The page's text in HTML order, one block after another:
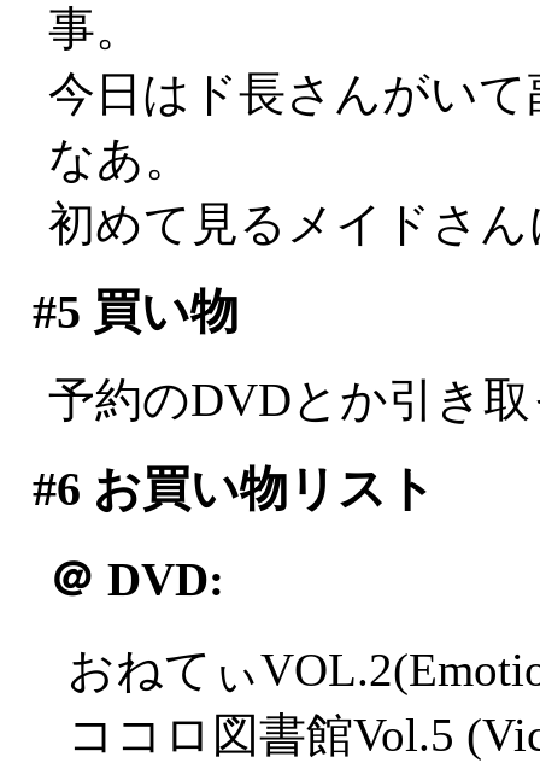
事。
今日はド長さんがい
なあ。
初めて見るメイドさ
#5 買い物
予約のDVDとか引き
#6 お買い物リスト
＠ DVD:
おねてぃ
ココロ図書館Vol.5